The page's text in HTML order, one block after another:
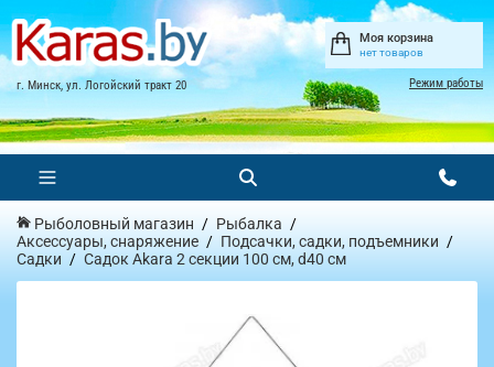
г. Минск, ул. Логойский тракт 20
Моя корзина
нет товаров
Режим работы
Рыболовный магазин
Рыбалка
Аксессуары, снаряжение
Подсачки, садки, подъемники
Садки
Садок Akara 2 секции 100 см, d40 см